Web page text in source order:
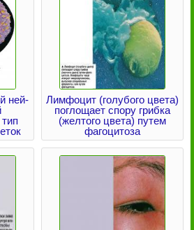
ней-
Лимфоцит (голубого цвета)
поглощает спору грибка
(желтого цвета) путем
фагоцитоза